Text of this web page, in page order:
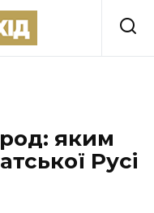
яким
Русі